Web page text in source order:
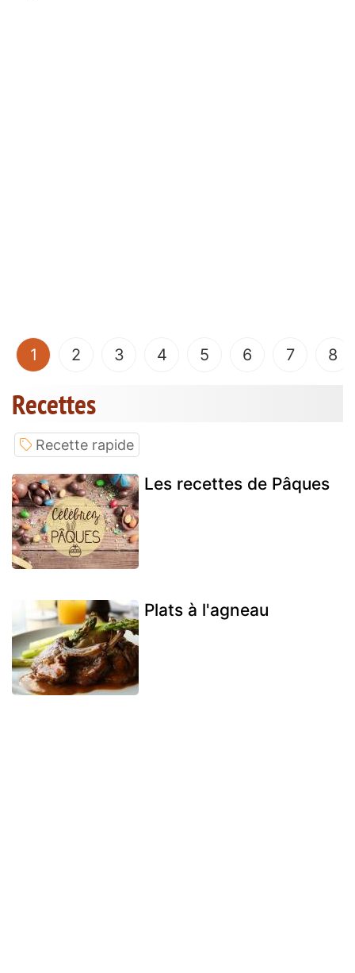
1 (current)
2 3 4 5 6 7 8
Recettes
Recette rapide
Les recettes de Pâques
Plats à l'agneau